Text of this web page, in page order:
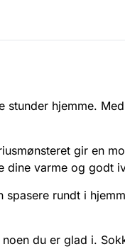
hjemme.
gir en
dine varme og godt
rundt i
du er glad i.